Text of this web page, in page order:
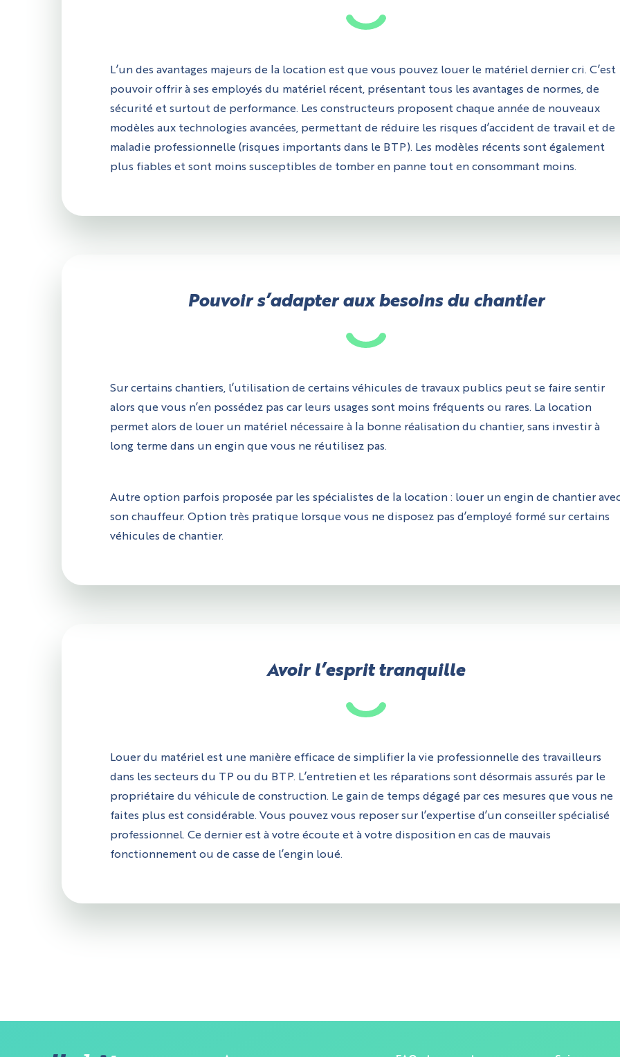
L’un des avantages majeurs de la location est que vous pouvez louer le matériel dernier cri. C’est
pouvoir offrir à ses employés du matériel récent, présentant tous les avantages de normes, de
sécurité et surtout de performance. Les constructeurs proposent chaque année de nouveaux
modèles aux technologies avancées, permettant de réduire les risques d’accident de travail et de
maladie professionnelle (risques importants dans le BTP). Les modèles récents sont également
plus fiables et sont moins susceptibles de tomber en panne tout en consommant moins.
Pouvoir s’adapter aux besoins du chantier
Sur certains chantiers, l’utilisation de certains véhicules de travaux publics peut se faire sentir
alors que vous n’en possédez pas car leurs usages sont moins fréquents ou rares. La location
permet alors de louer un matériel nécessaire à la bonne réalisation du chantier, sans investir à
long terme dans un engin que vous ne réutilisez pas.
Autre option parfois proposée par les spécialistes de la location : louer un engin de chantier
son chauffeur. Option très pratique lorsque vous ne disposez pas d’employé formé sur certains
véhicules de chantier.
Avoir l’esprit tranquille
Louer du matériel est une manière efficace de simplifier la vie professionnelle des travailleurs
dans les secteurs du TP ou du BTP. L’entretien et les réparations sont désormais assurés par le
propriétaire du véhicule de construction. Le gain de temps dégagé par ces mesures que vous ne
faites plus est considérable. Vous pouvez vous reposer sur l’expertise d’un conseiller spécialisé
professionnel. Ce dernier est à votre écoute et à votre disposition en cas de mauvais
fonctionnement ou de casse de l’engin loué.
pas de données personnelles et ne requièrent pas de consentement.
Cookies nécessaires à l'analytique : ces cookies aident à surveiller le trafic et les